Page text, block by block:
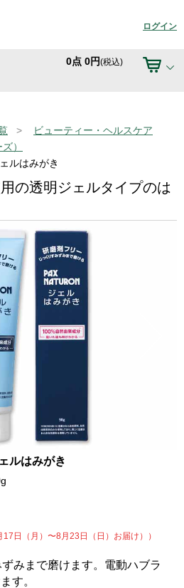
ログイン
0点 0円(税込)
ビューティー・ヘルスケア
）
ルはみがき
の透明ジェルタイプのは
ルはみがき
17日（月）〜8月23日（日）お届け））
みまで磨けます。電動ハブラ
す。